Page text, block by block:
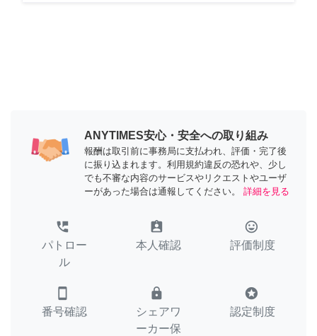
ANYTIMES安心・安全への取り組み
報酬は取引前に事務局に支払われ、評価・完了後
に振り込まれます。利用規約違反の恐れや、少し
でも不審な内容のサービスやリクエストやユーザ
ーがあった場合は通報してください。
詳細を見る
perm_phone_msg
パトロー
ル
assignment_ind
本人確認
tag_faces
評価制度
smartphone
番号確認
lock
シェアワ
ーカー保
stars
認定制度